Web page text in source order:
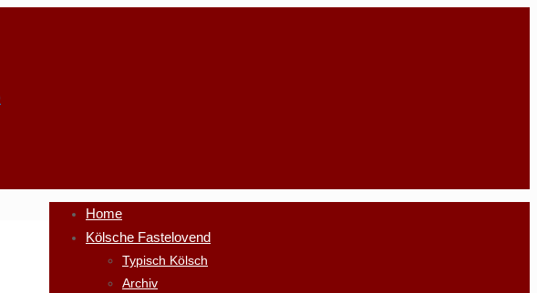
Home
Kölsche Fastelovend
Typisch Kölsch
Archiv